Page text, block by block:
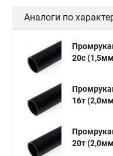
Аналоги по
20с
16т
20т